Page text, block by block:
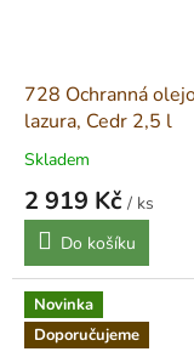
728 Ochranná
lazura, Cedr 2,5 l
Skladem
2 919 Kč / ks
Měrná
cena: Do košíku
Novinka
Doporučujeme